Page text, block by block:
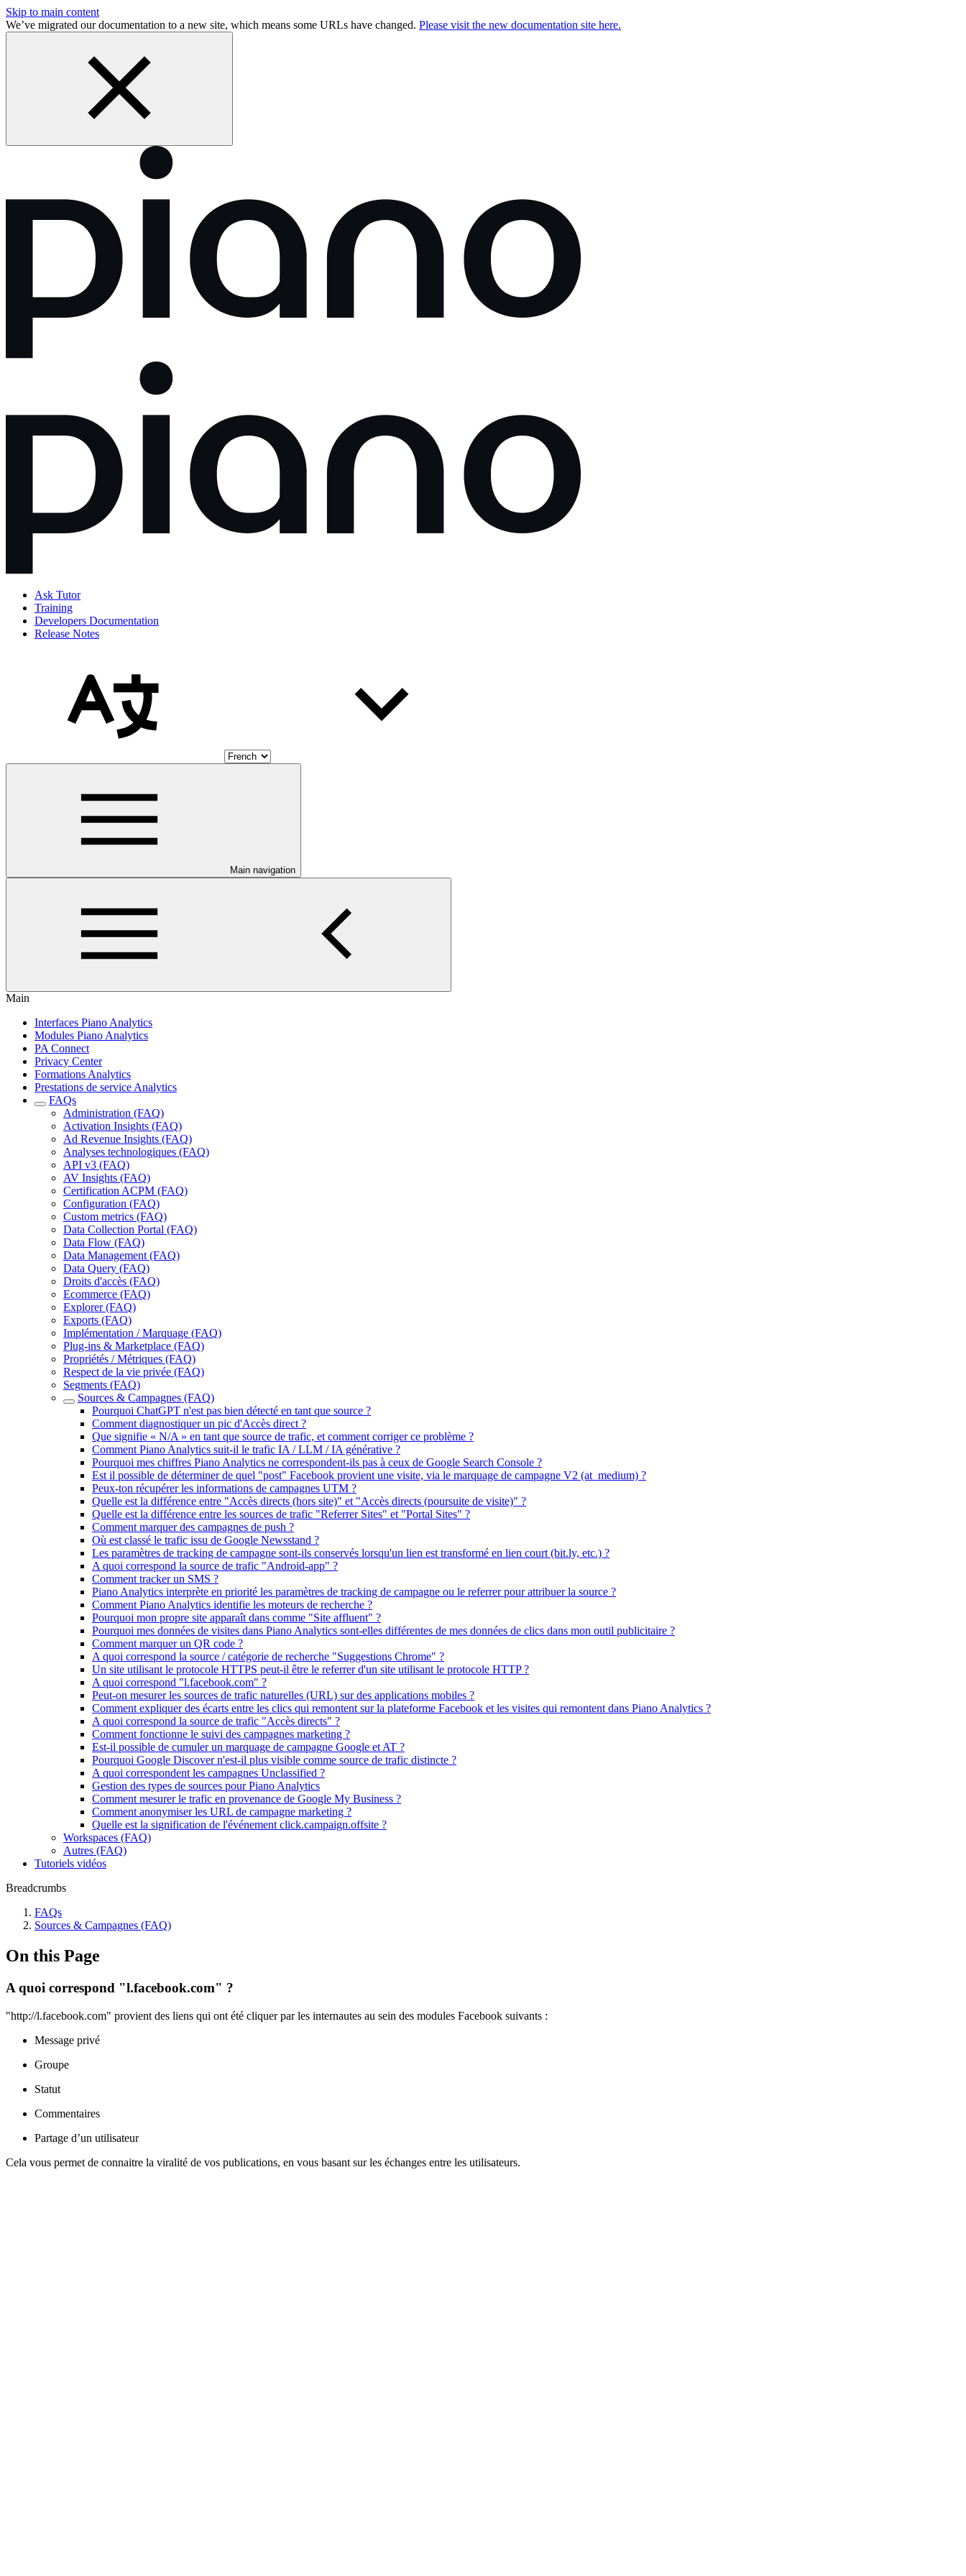
Skip to main content
We’ve migrated our documentation to a new site, which means some URLs have changed. Please visit the new documentation site here.
Ask Tutor
Training
Developers Documentation
Release Notes
Main navigation
Main
Interfaces Piano Analytics
Modules Piano Analytics
PA Connect
Privacy Center
Formations Analytics
Prestations de service Analytics
FAQs
Administration (FAQ)
Activation Insights (FAQ)
Ad Revenue Insights (FAQ)
Analyses technologiques (FAQ)
API v3 (FAQ)
AV Insights (FAQ)
Certification ACPM (FAQ)
Configuration (FAQ)
Custom metrics (FAQ)
Data Collection Portal (FAQ)
Data Flow (FAQ)
Data Management (FAQ)
Data Query (FAQ)
Droits d'accès (FAQ)
Ecommerce (FAQ)
Explorer (FAQ)
Exports (FAQ)
Implémentation / Marquage (FAQ)
Plug-ins & Marketplace (FAQ)
Propriétés / Métriques (FAQ)
Respect de la vie privée (FAQ)
Segments (FAQ)
Sources & Campagnes (FAQ)
Pourquoi ChatGPT n'est pas bien détecté en tant que source ?
Comment diagnostiquer un pic d'Accès direct ?
Que signifie « N/A » en tant que source de trafic, et comment corriger ce problème ?
Comment Piano Analytics suit-il le trafic IA / LLM / IA générative ?
Pourquoi mes chiffres Piano Analytics ne correspondent-ils pas à ceux de Google Search Console ?
Est il possible de déterminer de quel "post" Facebook provient une visite, via le marquage de campagne V2 (at_medium) ?
Peux-ton récupérer les informations de campagnes UTM ?
Quelle est la différence entre "Accès directs (hors site)" et "Accès directs (poursuite de visite)" ?
Quelle est la différence entre les sources de trafic "Referrer Sites" et "Portal Sites" ?
Comment marquer des campagnes de push ?
Où est classé le trafic issu de Google Newsstand ?
Les paramètres de tracking de campagne sont-ils conservés lorsqu'un lien est transformé en lien court (bit.ly, etc.) ?
A quoi correspond la source de trafic "Android-app" ?
Comment tracker un SMS ?
Piano Analytics interprète en priorité les paramètres de tracking de campagne ou le referrer pour attribuer la source ?
Comment Piano Analytics identifie les moteurs de recherche ?
Pourquoi mon propre site apparaît dans comme "Site affluent" ?
Pourquoi mes données de visites dans Piano Analytics sont-elles différentes de mes données de clics dans mon outil publicitaire ?
Comment marquer un QR code ?
A quoi correspond la source / catégorie de recherche "Suggestions Chrome" ?
Un site utilisant le protocole HTTPS peut-il être le referrer d'un site utilisant le protocole HTTP ?
A quoi correspond "l.facebook.com" ?
Peut-on mesurer les sources de trafic naturelles (URL) sur des applications mobiles ?
Comment expliquer des écarts entre les clics qui remontent sur la plateforme Facebook et les visites qui remontent dans Piano Analytics ?
A quoi correspond la source de trafic "Accès directs" ?
Comment fonctionne le suivi des campagnes marketing ?
Est-il possible de cumuler un marquage de campagne Google et AT ?
Pourquoi Google Discover n'est-il plus visible comme source de trafic distincte ?
A quoi correspondent les campagnes Unclassified ?
Gestion des types de sources pour Piano Analytics
Comment mesurer le trafic en provenance de Google My Business ?
Comment anonymiser les URL de campagne marketing ?
Quelle est la signification de l'événement click.campaign.offsite ?
Workspaces (FAQ)
Autres (FAQ)
Tutoriels vidéos
Breadcrumbs
FAQs
Sources & Campagnes (FAQ)
On this Page
A quoi correspond "l.facebook.com" ?
"http://l.facebook.com" provient des liens qui ont été cliquer par les internautes au sein des modules Facebook suivants :
Message privé
Groupe
Statut
Commentaires
Partage d’un utilisateur
Cela vous permet de connaitre la viralité de vos publications, en vous basant sur les échanges entre les utilisateurs.